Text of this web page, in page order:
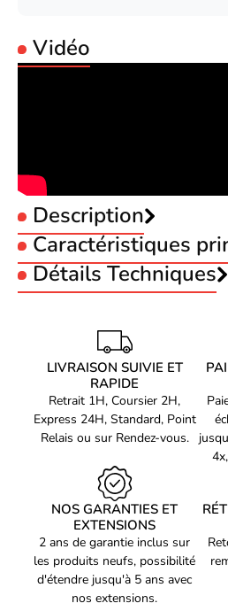
Vidéo
Description
Kingston DataTraveler
512 Go pour transporter toute votre
Avec ses 512 Go de capacité, la
permet d'emporter des milliers de
de vidéos Full HD, des bibliothèques
encore des sauvegardes
Caractéristiques
Capacité stockage :512 Go
Interface :USB 3.1
Détails Techniques
Code EAN
Référence produit
Référence constructeur
Voir les clé
LIVRAISON SUIVIE ET
RAPIDE
Retrait 1H, Coursier 2H,
Express 24H, Standard, Point
Relais ou sur Rendez-vous.
NOS GARANTIES ET
EXTENSIONS
2 ans de garantie inclus sur
les produits neufs, possibilité
d'étendre jusqu'à 5 ans avec
nos extensions.